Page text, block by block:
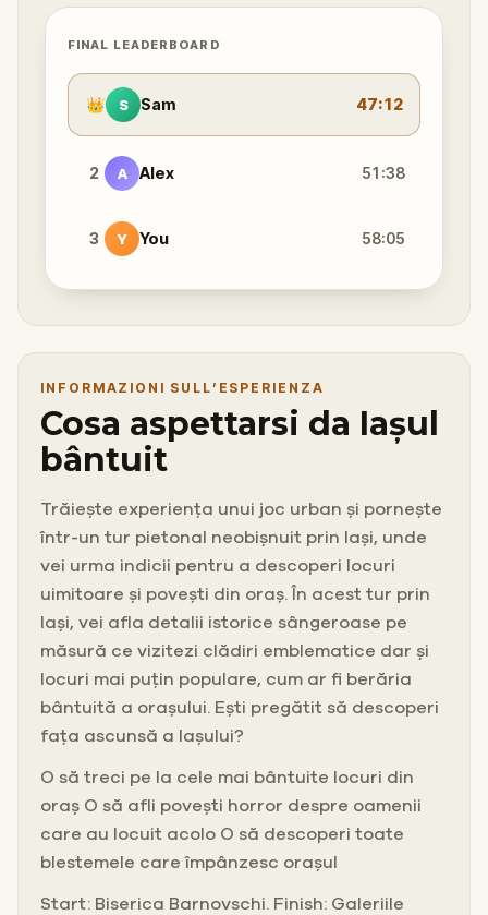
FINAL LEADERBOARD
👑 S Sam 47:12
2 A Alex 51:38
3 Y You 58:05
INFORMAZIONI SULL’ESPERIENZA
Cosa aspettarsi da Iașul
bântuit
Trăiește experiența unui joc urban și pornește
într-un tur pietonal neobișnuit prin Iași, unde
vei urma indicii pentru a descoperi locuri
uimitoare și povești din oraș. În acest tur prin
Iași, vei afla detalii istorice sângeroase pe
măsură ce vizitezi clădiri emblematice dar și
locuri mai puțin populare, cum ar fi berăria
bântuită a orașului. Ești pregătit să descoperi
fața ascunsă a Iașului?
O să treci pe la cele mai bântuite locuri din
oraș O să afli povești horror despre oamenii
care au locuit acolo O să descoperi toate
blestemele care împânzesc orașul
Start: Biserica Barnovschi. Finish: Galeriile